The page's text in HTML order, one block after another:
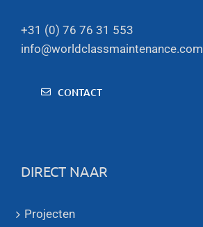
+31 (0) 76 76 31 553
info@worldclassmaintenance.com
CONTACT
DIRECT NAAR
Projecten